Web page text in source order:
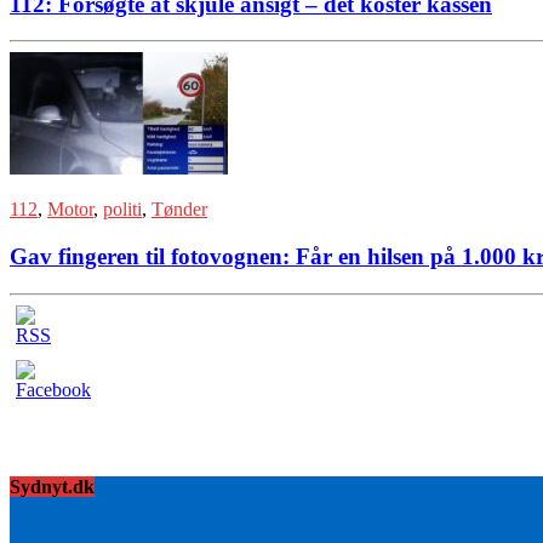
112, Motor, politi, Tønder
Gav fingeren til fotovognen: Får en hilsen på 1.000
Sydnyt.dk